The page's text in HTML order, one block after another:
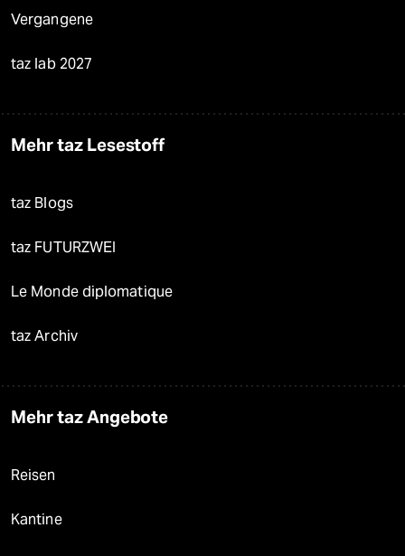
Vergangene
taz lab 2027
Mehr taz Lesestoff
taz Blogs
taz FUTURZWEI
Le Monde diplomatique
taz Archiv
Mehr taz Angebote
Reisen
Kantine